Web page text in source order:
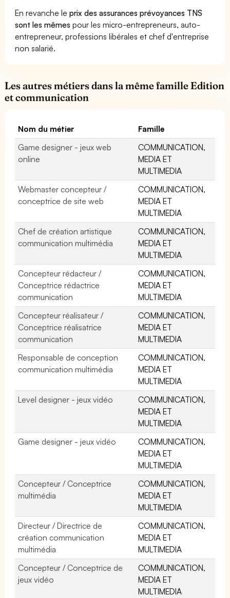
En revanche leprix des assurances prévoyances TNS
sont les mêmes pour les micro-entrepreneurs, auto-
entrepreneur, professions libérales et chef d'entreprise
non salarié.
Les autres métiers dans la même famille Edition
et communication
Nom du métier
Famille
Game designer - jeux web
online
COMMUNICATION,
MEDIA ET
MULTIMEDIA
Webmaster concepteur /
conceptrice de site web
COMMUNICATION,
MEDIA ET
MULTIMEDIA
Chef de création artistique
communication multimédia
COMMUNICATION,
MEDIA ET
MULTIMEDIA
Concepteur rédacteur /
Conceptrice rédactrice
communication
COMMUNICATION,
MEDIA ET
MULTIMEDIA
Concepteur réalisateur /
Conceptrice réalisatrice
communication
COMMUNICATION,
MEDIA ET
MULTIMEDIA
Responsable de conception
communication multimédia
COMMUNICATION,
MEDIA ET
MULTIMEDIA
Level designer - jeux vidéo
COMMUNICATION,
MEDIA ET
MULTIMEDIA
Game designer - jeux vidéo
COMMUNICATION,
MEDIA ET
MULTIMEDIA
Concepteur / Conceptrice
multimédia
COMMUNICATION,
MEDIA ET
MULTIMEDIA
Directeur / Directrice de
création communication
multimédia
COMMUNICATION,
MEDIA ET
MULTIMEDIA
Concepteur / Conceptrice de
jeux vidéo
COMMUNICATION,
MEDIA ET
MULTIMEDIA